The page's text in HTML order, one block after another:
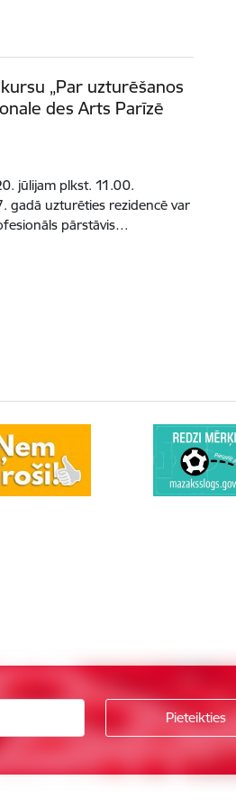
„Par uzturēšanos
des Arts Parīzē
jūlijam plkst. 11.00.
gadā uzturēties rezidencē var
pārstāvis…